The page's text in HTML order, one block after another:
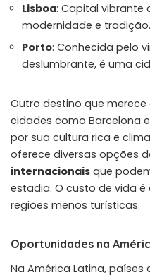
Lisboa: Capital vibrante
modernidade e tradição.
Porto: Conhecida pelo
deslumbrante, é uma
Outro destino que
cidades como Barcelona
por sua cultura rica e
oferece diversas opções
internacionais que
estadia. O custo de vida
regiões menos turísticas.
Oportunidades na
Na América Latina, países